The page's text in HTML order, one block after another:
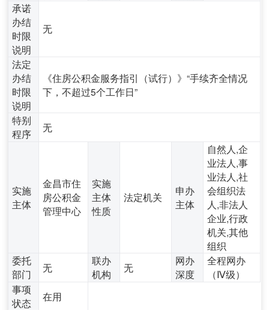
承诺
办结
时限
说明
无
法定
办结
时限
说明
《住房公积金服务指引（试行）》“手续齐全情况
下，不超过5个工作日”
特别
程序
无
实施
主体
金昌市住
房公积金
管理中心
实施
主体
性质
法定机关
申办
主体
自然人,企
业法人,事
业法人,社
会组织法
人,非法人
企业,行政
机关,其他
组织
委托
部门
无
联办
机构
无
网办
深度
全程网办
（Ⅳ级）
事项
状态
在用